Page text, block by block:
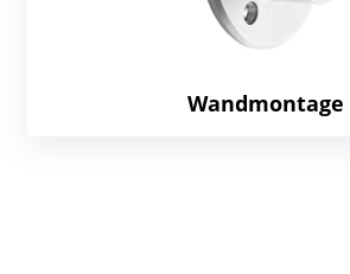
Wandmontage